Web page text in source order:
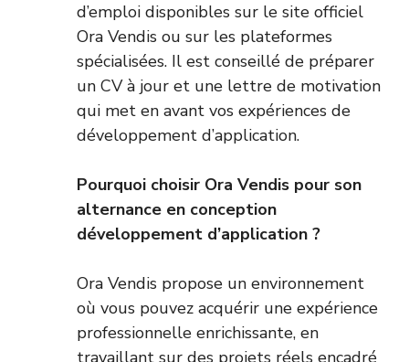
d’emploi disponibles sur le site officiel
Ora Vendis ou sur les plateformes
spécialisées. Il est conseillé de préparer
un CV à jour et une lettre de motivation
qui met en avant vos expériences de
développement d’application.
Pourquoi choisir Ora Vendis pour son
alternance en conception
développement d’application ?
Ora Vendis propose un environnement
où vous pouvez acquérir une expérience
professionnelle enrichissante, en